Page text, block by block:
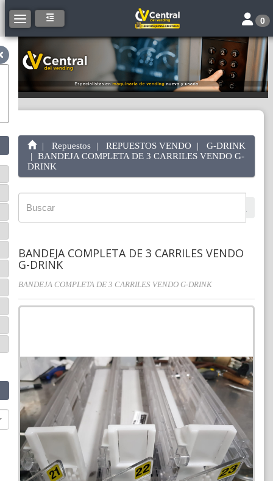
Toggle navigation Toggle
0
Repuestos REPUESTOS VENDO
G-DRINK
BANDEJA COMPLETA DE 3 CARRILES VENDO G-
DRINK
BANDEJA COMPLETA DE 3 CARRILES VENDO
G-DRINK
BANDEJA COMPLETA DE 3 CARRILES VENDO G-DRINK